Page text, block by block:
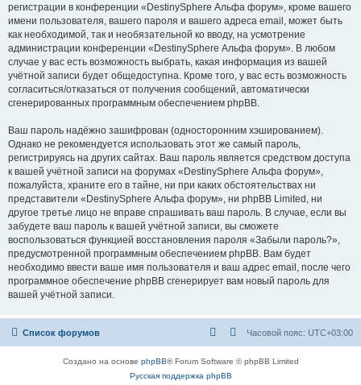
регистрации в конференции «DestinySphere Альфа форум», кроме вашего
имени пользователя, вашего пароля и вашего адреса email, может быть
как необходимой, так и необязательной ко вводу, на усмотрение
администрации конференции «DestinySphere Альфа форум». В любом
случае у вас есть возможность выбрать, какая информация из вашей
учётной записи будет общедоступна. Кроме того, у вас есть возможность
согласиться/отказаться от получения сообщений, автоматически
сгенерированных программным обеспечением phpBB.
Ваш пароль надёжно зашифрован (односторонним хэшированием).
Однако не рекомендуется использовать этот же самый пароль,
регистрируясь на других сайтах. Ваш пароль является средством доступа
к вашей учётной записи на форумах «DestinySphere Альфа форум»,
пожалуйста, храните его в тайне, ни при каких обстоятельствах ни
представители «DestinySphere Альфа форум», ни phpBB Limited, ни
другое третье лицо не вправе спрашивать ваш пароль. В случае, если вы
забудете ваш пароль к вашей учётной записи, вы сможете
воспользоваться функцией восстановления пароля «Забыли пароль?»,
предусмотренной программным обеспечением phpBB. Вам будет
необходимо ввести ваше имя пользователя и ваш адрес email, после чего
программное обеспечение phpBB сгенерирует вам новый пароль для
вашей учётной записи.
Список форумов Часовой пояс: UTC+03:00
Создано на основе phpBB® Forum Software © phpBB Limited
Русская поддержка phpBB